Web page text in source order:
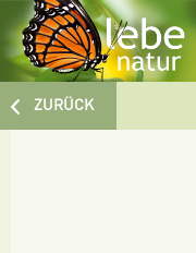
ZURÜCK